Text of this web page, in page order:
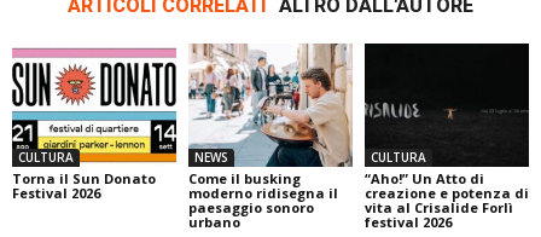
ARTICOLI CORRELATI ALTRO DALL'AUTORE
CULTURA
Torna il Sun Donato
Festival 2026
NEWS
Come il busking
moderno ridisegna il
paesaggio sonoro
urbano
CULTURA
“Aho!” Un Atto di
creazione e potenza di
vita al Crisalide Forlì
festival 2026